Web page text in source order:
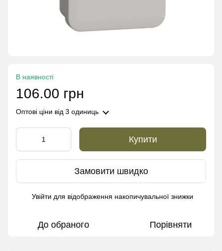
В наявності
106.00 грн
Оптові ціни від 3 одиниць
Купити
Замовити швидко
Увійти для відображення накопичувальної знижки
До обраного Порівняти